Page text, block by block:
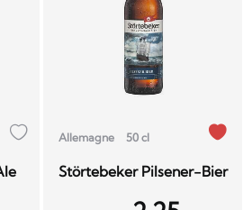
Allemagne 50 cl
Störtebeker Pilsener-Bier